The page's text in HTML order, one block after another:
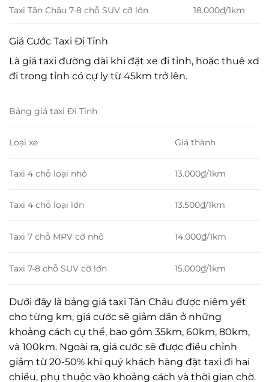
Taxi Tân Châu 7-8 chỗ SUV cỡ lớn 18.000₫/1km
Giá Cước Taxi Đi Tỉnh
Là giá taxi đường dài khi đặt xe đi tỉnh, hoặc thuê xd
đi trong tỉnh có cự ly từ 45km trở lên.
Bảng giá taxi Đi Tỉnh
Loại xe Giá thành
Taxi 4 chỗ loại nhỏ 13.000₫/1km
Taxi 4 chỗ loại lớn 13.500₫/1km
Taxi 7 chỗ MPV cỡ nhỏ 14.000₫/1km
Taxi 7-8 chỗ SUV cỡ lớn 15.000₫/1km
Dưới đây là bảng giá taxi Tân Châu được niêm yết
cho từng km, giá cước sẽ giảm dần ở những
khoảng cách cụ thể, bao gồm 35km, 60km, 80km,
và 100km. Ngoài ra, giá cước sẽ được điều chỉnh
giảm từ 20-50% khi quý khách hàng đặt taxi đi hai
chiều, phụ thuộc vào khoảng cách và thời gian chờ.